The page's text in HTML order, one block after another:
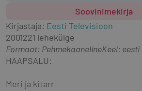
Soovinimekirja
Kirjastaja: Eesti Televisioon
2001221 lehekülge
Formaat: PehmekaanelineKeel: eesti
HAAPSALU:
Meri ja kitarr